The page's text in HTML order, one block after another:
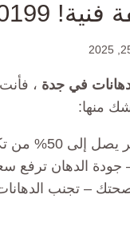
في جدة ،
منها:
الصيانة السنوية.
الدهان ترفع سعر
– تجنب